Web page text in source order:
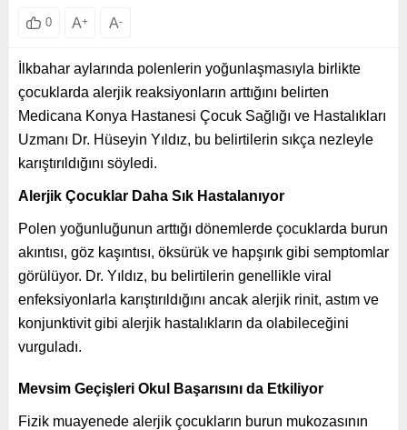
0 A+ A-
İlkbahar aylarında polenlerin yoğunlaşmasıyla birlikte
çocuklarda alerjik reaksiyonların arttığını belirten
Medicana Konya Hastanesi Çocuk Sağlığı ve Hastalıkları
Uzmanı Dr. Hüseyin Yıldız, bu belirtilerin sıkça nezleyle
karıştırıldığını söyledi.
Alerjik Çocuklar Daha Sık Hastalanıyor
Polen yoğunluğunun arttığı dönemlerde çocuklarda burun
akıntısı, göz kaşıntısı, öksürük ve hapşırık gibi semptomlar
görülüyor. Dr. Yıldız, bu belirtilerin genellikle viral
enfeksiyonlarla karıştırıldığını ancak alerjik rinit, astım ve
konjunktivit gibi alerjik hastalıkların da olabileceğini
vurguladı.
Mevsim Geçişleri Okul Başarısını da Etkiliyor
Fizik muayenede alerjik çocukların burun mukozasının